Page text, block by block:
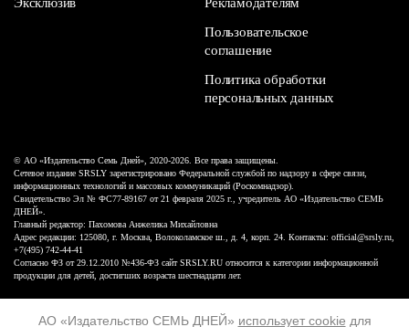
АО «Издательство СЕМЬ ДНЕЙ» использует cookie для
Пользовательское
соглашение
Политика обработки
персональных данных
© АО «Издательство Семь Дней», 2020-2026. Все права защищены.
Сетевое издание SRSLY зарегистрировано Федеральной службой по надзору в сфере связи,
информационных технологий и массовых коммуникаций (Роскомнадзор).
Свидетельство Эл № ФС77-89167 от 21 февраля 2025 г., учредитель АО «Издательство СЕМЬ
ДНЕЙ».
Главный редактор: Пахомова Анжелика Михайловна
Адрес редакции: 125080, г. Москва, Волоколамское ш., д. 4, корп. 24. Контакты: official@srsly.ru,
+7(495) 742-44-41
Согласно ФЗ от 29.12.2010 №436-ФЗ сайт SRSLY.RU относится к категории информационной
продукции для детей, достигших возраста шестнадцати лет.